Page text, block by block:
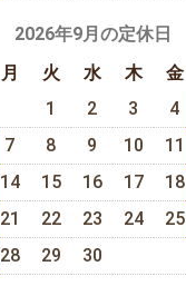
2026年9月の定休日
月 火 水 木 金
1
2 3 4
7 8 9 10 11
14 15 16 17 18
21 22 23 24 25
28 29 30